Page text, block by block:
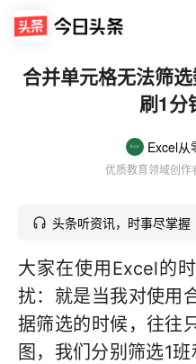
合并单元格无法筛
刷1分
Excel从
优质教育领域创作
头条听资讯，时事尽掌握
大家在使用Excel的
扰：就是当我对使用
据筛选的时候，往往
图，我们分别筛选1